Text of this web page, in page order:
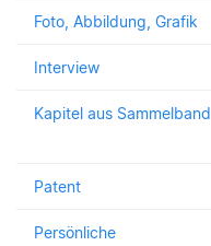
Foto, Abbildung, Grafik
Interview
Kapitel aus Sammelband
Patent
Persönliche